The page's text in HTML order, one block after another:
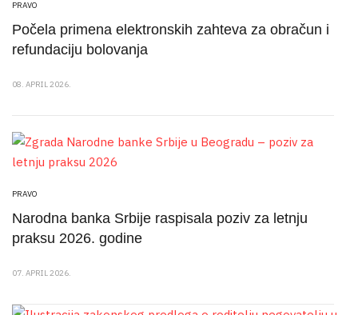
PRAVO
Počela primena elektronskih zahteva za obračun i
refundaciju bolovanja
08. APRIL 2026.
PRAVO
Narodna banka Srbije raspisala poziv za letnju
praksu 2026. godine
07. APRIL 2026.